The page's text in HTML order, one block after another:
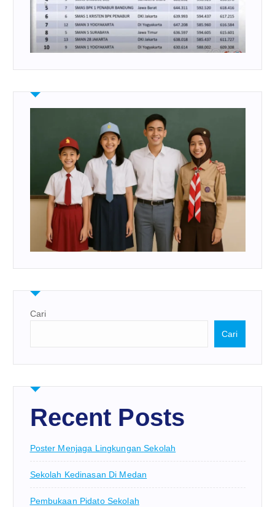
Cari
Cari
Recent Posts
Poster Menjaga Lingkungan Sekolah
Sekolah Kedinasan Di Medan
Pembukaan Pidato Sekolah